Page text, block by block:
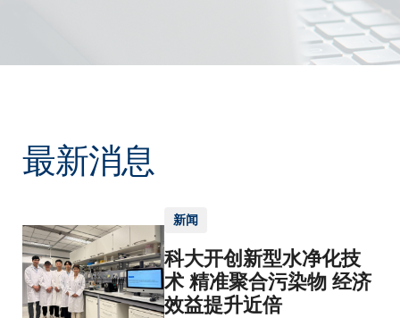
最新消息
新闻
科大开创新型水净化技
术 精准聚合污染物 经济
效益提升近倍